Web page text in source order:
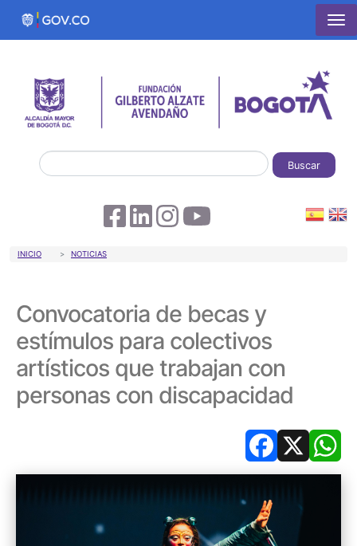
Pasar al contenido principal
Buscar
Sobrescribir enlaces de ayuda a la
INICIO NOTICIAS
Convocatoria de becas y
estímulos para colectivos
artísticos que trabajan con
personas con discapacidad
Facebook
X